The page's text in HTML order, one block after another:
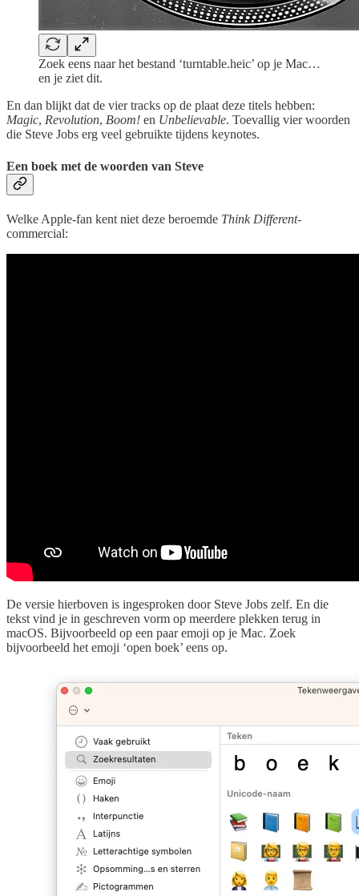
Zoek eens naar het bestand ‘turntable.heic’ op je Mac…
en je ziet dit.
En dan blijkt dat de vier tracks op de plaat deze titels hebben:
Magic, Revolution, Boom! en Unbelievable. Toevallig vier woorden
die Steve Jobs erg veel gebruikte tijdens keynotes.
Een boek met de woorden van Steve
Welke Apple-fan kent niet deze beroemde Think Different-
commercial:
De versie hierboven is ingesproken door Steve Jobs zelf. En die
tekst vind je in geschreven vorm op meerdere plekken terug in
macOS. Bijvoorbeeld op een paar emoji op je Mac. Zoek
bijvoorbeeld het emoji ‘open boek’ eens op.